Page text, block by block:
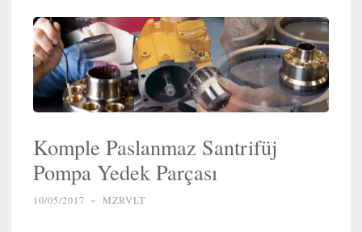
Komple Paslanmaz Santrifüj
Pompa Yedek Parçası
10/05/2017 ~ MZRVLT